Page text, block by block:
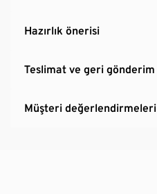
Hazırlık önerisi
Teslimat ve geri gönderim
Müşteri değerlendirmeleri